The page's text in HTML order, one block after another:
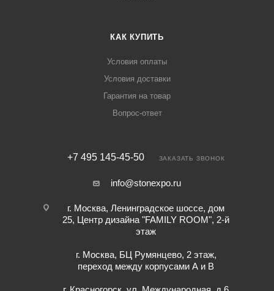
КАК КУПИТЬ
Условия оплаты
Условия доставки
Гарантия на товар
Вопрос-ответ
+7 495 145-45-50 ЗАКАЗАТЬ ЗВОНОК
info@stonexpo.ru
г. Москва, Ленинградское шоссе, дом
25, Центр дизайна "FAMILY ROOM", 2-й
этаж
г. Москва, БЦ Румянцево, 2 этаж,
переход между корпусами А и В